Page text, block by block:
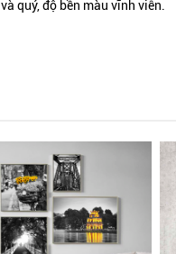
quý, độ bền màu vĩnh viễn.